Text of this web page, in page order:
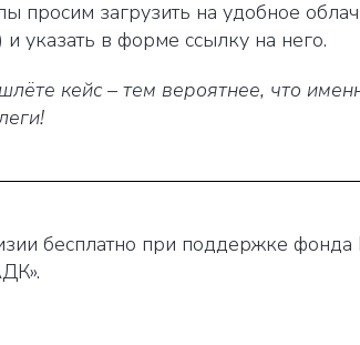
просим загрузить на удобное
и указать в форме ссылку на него.
кейс – тем вероятнее, что
бесплатно при поддержке